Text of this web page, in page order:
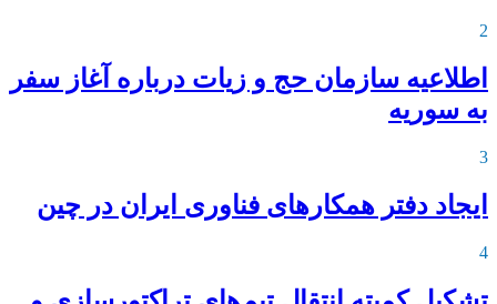
2
اطلاعیه‌ سازمان حج و زیات درباره آغاز سفر
به سوریه
3
ایجاد دفتر همکارهای فناوری ایران در چین
4